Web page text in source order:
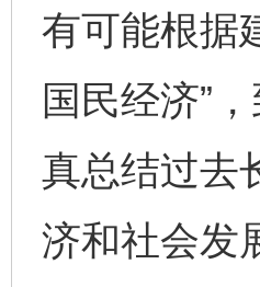
有可能根据
国民经济”
真总结过去
济和社会发